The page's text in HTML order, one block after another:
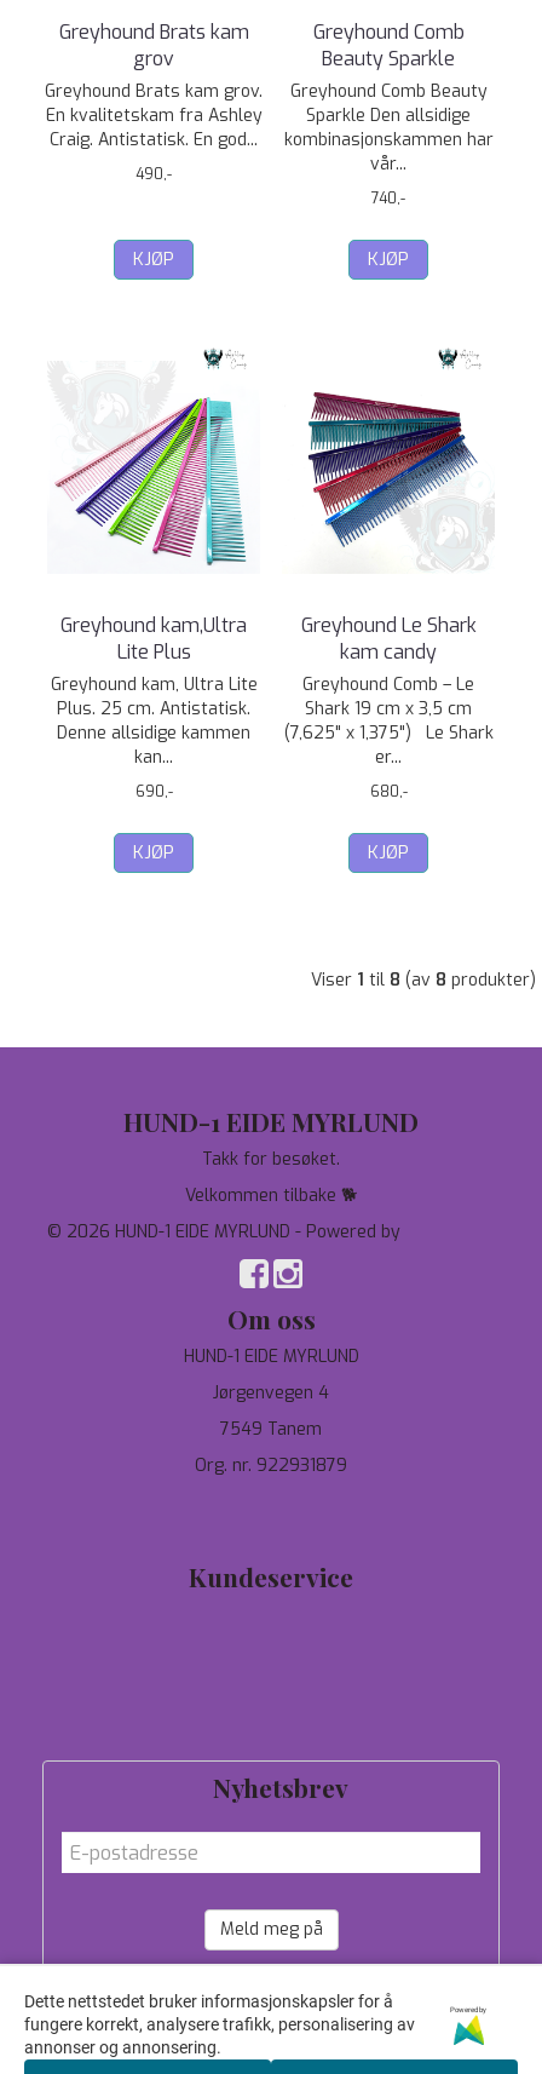
Greyhound Brats kam
grov
Greyhound Brats kam grov.
En kvalitetskam fra Ashley
Craig. Antistatisk. En god...
490,-
KJØP
Greyhound Comb
Beauty Sparkle
Greyhound Comb Beauty
Sparkle Den allsidige
kombinasjonskammen har
vår...
740,-
KJØP
Greyhound kam,Ultra
Lite Plus
Greyhound kam, Ultra Lite
Plus. 25 cm. Antistatisk.
Denne allsidige kammen
kan...
690,-
KJØP
Greyhound Le Shark
kam candy
Greyhound Comb – Le
Shark 19 cm x 3,5 cm
(7,625" x 1,375") Le Shark
er...
680,-
KJØP
Viser 1 til 8 (av 8 produkter)
HUND-1 EIDE MYRLUND
Takk for besøket.
Velkommen tilbake 🐕
© 2026 HUND-1 EIDE MYRLUND - Powered by
Om oss
HUND-1 EIDE MYRLUND
Jørgenvegen 4
7549 Tanem
Org. nr. 922931879
Kundeservice
Nyhetsbrev
Meld meg på
Dette nettstedet bruker informasjonskapsler for å
fungere korrekt, analysere trafikk, personalisering av
annonser og annonsering.
Powered by